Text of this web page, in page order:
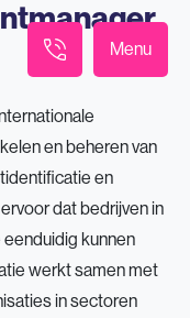
Menu
en beheren van
en
dat bedrijven in
kunnen
werkt samen met
in sectoren